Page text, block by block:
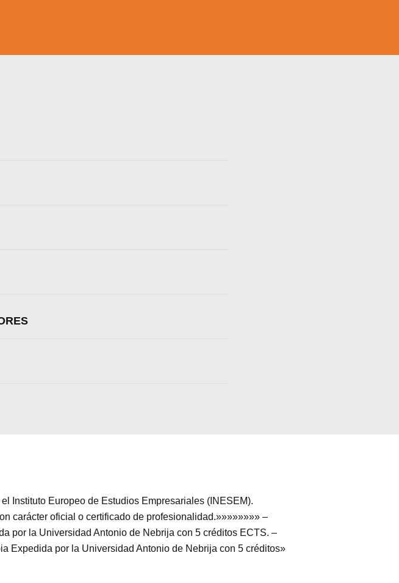
Instituto Europeo de Estudios Empresariales (INESEM).
carácter oficial o certificado de profesionalidad.»»»»»»»» –
por la Universidad Antonio de Nebrija con 5 créditos ECTS. –
Expedida por la Universidad Antonio de Nebrija con 5 créditos»